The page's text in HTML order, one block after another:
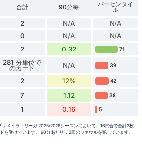
合計 90分毎 パーセンタイ
ル
2 N/A N/A
0 N/A N/A
2 0.32 71
281 分単位で
のカード N/A 39
2 12% 42
7 1.12 38
1 0.16 5
メイラ・リーガ 2025/2026シーズンにおいて、16試合で合計2枚
を受けています。 90分あたり1.12回のファウルを犯しています。